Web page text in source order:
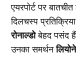
एयरपोर्ट पर
दिलचस्प
रोनाल्डोबेहद पसंद
उनका समर्थन